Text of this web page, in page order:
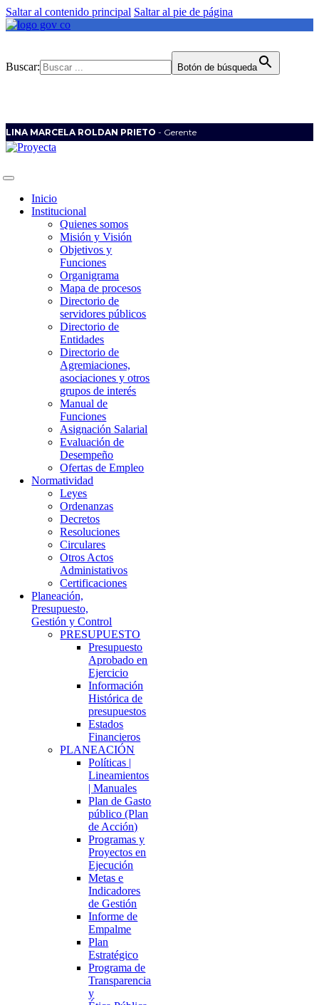
Saltar al contenido principal Saltar al pie de página
Buscar: Botón de búsqueda
LINA MARCELA ROLDAN PRIETO - Gerente
Inicio
Institucional
Quienes somos
Misión y Visión
Objetivos y
Funciones
Organigrama
Mapa de procesos
Directorio de
servidores públicos
Directorio de
Entidades
Directorio de
Agremiaciones,
asociaciones y otros
grupos de interés
Manual de
Funciones
Asignación Salarial
Evaluación de
Desempeño
Ofertas de Empleo
Normatividad
Leyes
Ordenanzas
Decretos
Resoluciones
Circulares
Otros Actos
Administativos
Certificaciones
Planeación,
Presupuesto,
Gestión y Control
PRESUPUESTO
Presupuesto
Aprobado en
Ejercicio
Información
Histórica de
presupuestos
Estados
Financieros
PLANEACIÓN
Políticas |
Lineamientos
| Manuales
Plan de Gasto
público (Plan
de Acción)
Programas y
Proyectos en
Ejecución
Metas e
Indicadores
de Gestión
Informe de
Empalme
Plan
Estratégico
Programa de
Transparencia
y